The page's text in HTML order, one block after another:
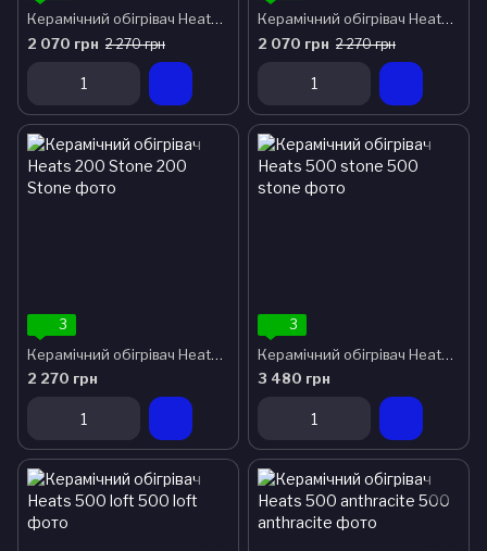
Керамічний обігрівач Heats 200 loft
2 070 грн 2 270 грн
Керамічний обігрівач Heats 200 loft
2 070 грн 2 270 грн
3
Керамічний обігрівач Heats 200 Stone
2 270 грн
3
Керамічний обігрівач Heats 500 stone
3 480 грн